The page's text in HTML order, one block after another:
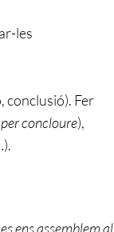
les
conclusió). Fer
per concloure),
).
ens assemblem